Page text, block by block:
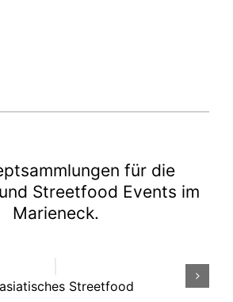
für die
Streetfood Events im
Marieneck.
Streetfood